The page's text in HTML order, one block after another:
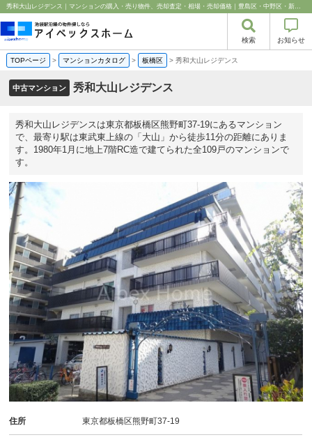
秀和大山レジデンス｜マンションの購入・売り物件、売却査定・相場・売却価格｜豊島区・中野区・新宿区の中古マンション・リノベーション情報なら池袋のアイベックスホーム！
検索 お知らせ
TOPページ > マンションカタログ > 板橋区 > 秀和大山レジデンス
中古マンション 秀和大山レジデンス
秀和大山レジデンスは東京都板橋区熊野町37-19にあるマンション
で、最寄り駅は東武東上線の「大山」から徒歩11分の距離にありま
す。1980年1月に地上7階RC造で建てられた全109戸のマンションで
す。
住所 東京都板橋区熊野町37-19